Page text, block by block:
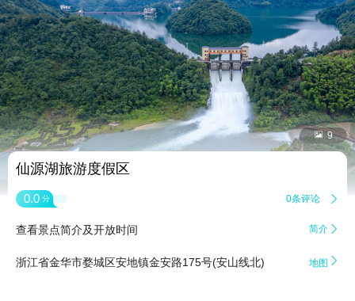
 9
仙源湖旅游度假区
0.0 分 0条评论 
查看景点简介及开放时间 简介 
浙江省金华市婺城区安地镇金安路175号(安山线北) 地图 
